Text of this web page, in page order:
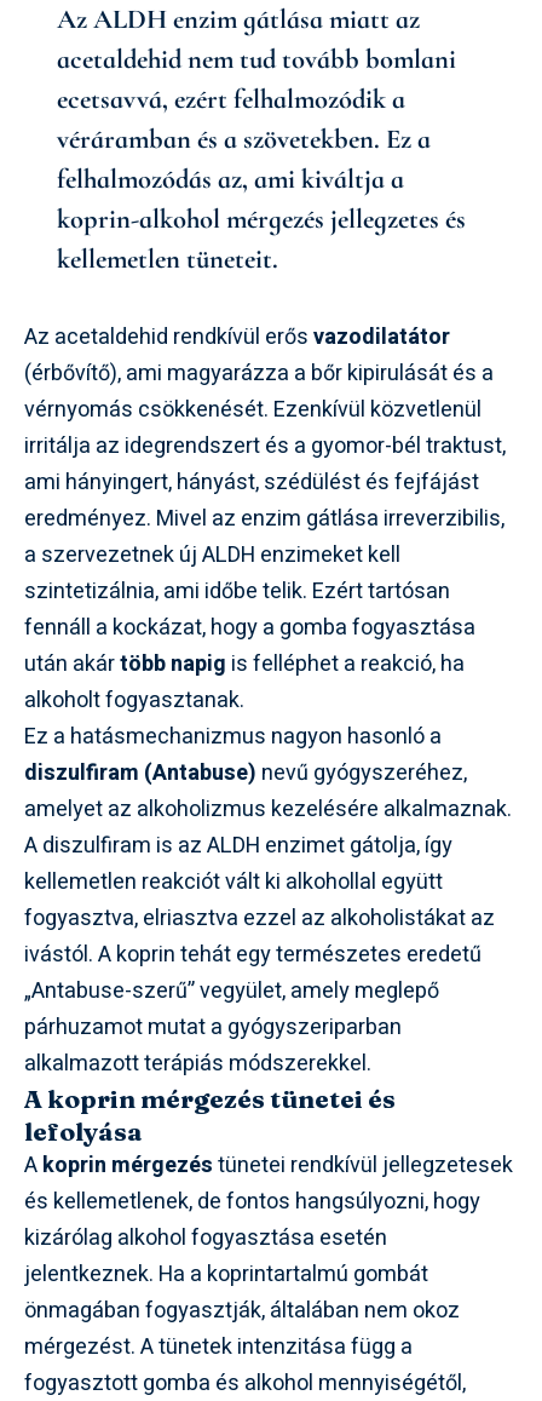
Az ALDH enzim gátlása miatt az
acetaldehid nem tud tovább bomlani
ecetsavvá, ezért felhalmozódik a
véráramban és a szövetekben. Ez a
felhalmozódás az, ami kiváltja a
koprin-alkohol mérgezés jellegzetes és
kellemetlen tüneteit.
Az acetaldehid rendkívül erősvazodilatátor
(érbővítő), ami magyarázza a bőr kipirulását és a
vérnyomás csökkenését. Ezenkívül közvetlenül
irritálja az idegrendszert és a gyomor-bél traktust,
ami hányingert, hányást, szédülést és fejfájást
eredményez. Mivel az enzim gátlása irreverzibilis,
a szervezetnek új ALDH enzimeket kell
szintetizálnia, ami időbe telik. Ezért tartósan
fennáll a kockázat, hogy a gomba fogyasztása
után akártöbb napig is felléphet a reakció, ha
alkoholt fogyasztanak.
Ez a hatásmechanizmus nagyon hasonló a
diszulfiram (Antabuse) nevű gyógyszeréhez,
amelyet az alkoholizmus kezelésére alkalmaznak.
A diszulfiram is az ALDH enzimet gátolja, így
kellemetlen reakciót vált ki alkohollal együtt
fogyasztva, elriasztva ezzel az alkoholistákat az
ivástól. A koprin tehát egy természetes eredetű
„Antabuse-szerű” vegyület, amely meglepő
párhuzamot mutat a gyógyszeriparban
alkalmazott terápiás módszerekkel.
A koprin mérgezés tünetei és
lefolyása
Akoprin mérgezéstünetei rendkívül jellegzetesek
és kellemetlenek, de fontos hangsúlyozni, hogy
kizárólag alkohol fogyasztása esetén
jelentkeznek. Ha a koprintartalmú gombát
önmagában fogyasztják, általában nem okoz
mérgezést. A tünetek intenzitása függ a
fogyasztott gomba és alkohol mennyiségétől,